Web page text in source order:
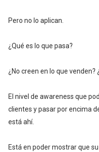
Pero no lo aplican.
¿Qué es lo que pasa?
¿No creen en lo que venden?
El nivel de awareness que
clientes y pasar por encima
está ahí.
Está en poder mostrar que